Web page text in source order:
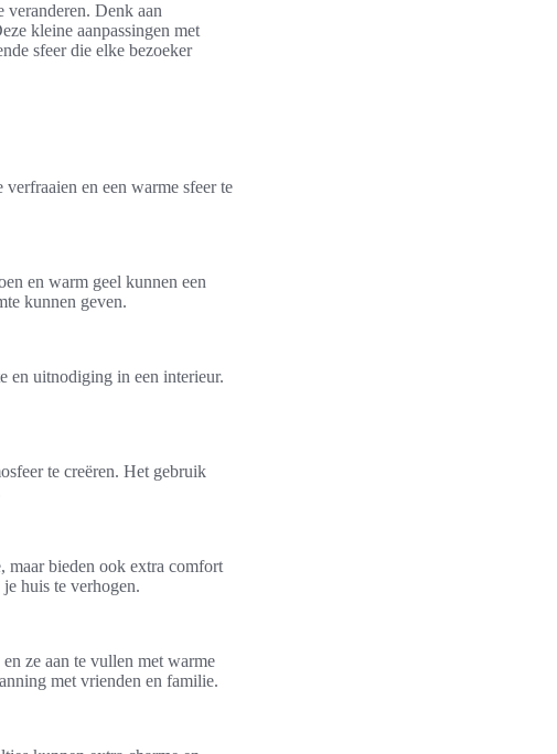
veranderen. Denk aan
kleine aanpassingen met
sfeer die elke bezoeker
en een warme sfeer te
en warm geel kunnen een
kunnen geven.
en uitnodiging in een interieur.
te creëren. Het gebruik
maar bieden ook extra comfort
huis te verhogen.
ze aan te vullen met warme
met vrienden en familie.